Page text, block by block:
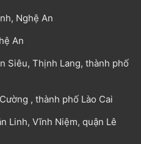
Nghệ An
An
Siêu, Thịnh Lang, thành phố
, thành phố Lào Cai
Linh, Vĩnh Niệm, quận Lê